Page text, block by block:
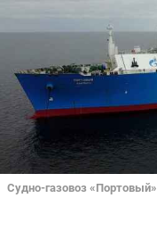
Судно-газовоз «Портовый»